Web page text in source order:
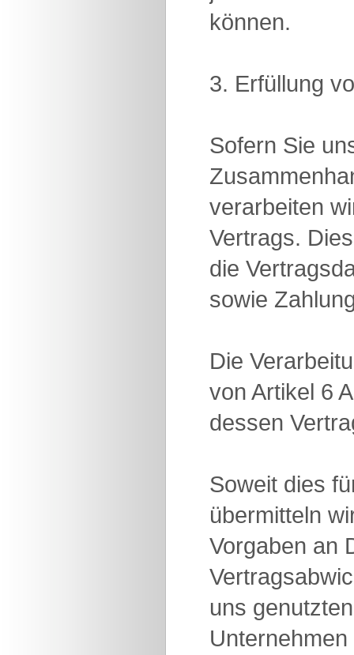
können.
3. Erfüllung
Sofern Sie
verarbeiten
Vertrags.
die
sowie
Die
von Artikel 6
dessen
Soweit dies
übermitteln
Vorgaben an
uns